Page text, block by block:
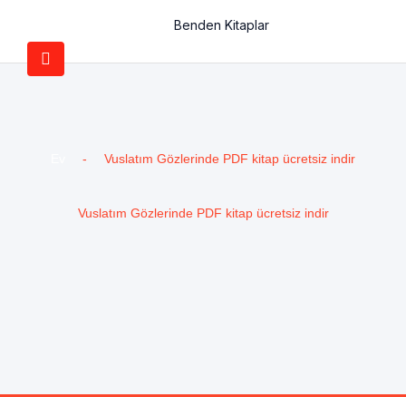
Benden Kitaplar
- Vuslatım Gözlerinde PDF kitap ücretsiz indir
Vuslatım Gözlerinde PDF kitap ücretsiz indir